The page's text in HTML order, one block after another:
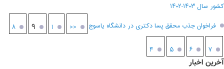
کشور سال ۱۴۰۳-۱۴۰۲
فراخوان جذب محقق پسا دکتری در دانشگاه یاسوج
<< ۱
۴ ۵ ۶ ۷
۸ ۹
آخرین اخبار